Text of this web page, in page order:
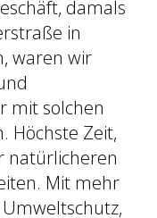
damals
in
waren wir
mit solchen
Höchste Zeit,
natürlicheren
Mit mehr